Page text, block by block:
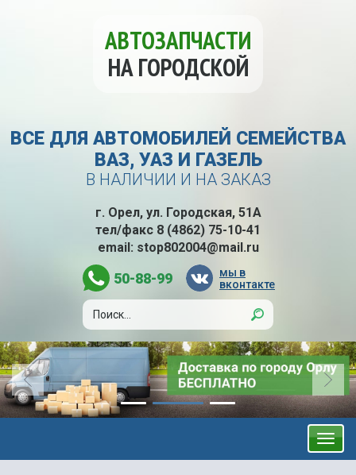
АВТОЗАПЧАСТИ
НА ГОРОДСКОЙ
ВСЕ ДЛЯ АВТОМОБИЛЕЙ СЕМЕЙСТВА
ВАЗ, УАЗ И ГАЗЕЛЬ
В НАЛИЧИИ И НА ЗАКАЗ
г. Орел, ул. Городская, 51А
тел/факс 8 (4862) 75-10-41
email: stop802004@mail.ru
50-88-99
мы в
вконтакте